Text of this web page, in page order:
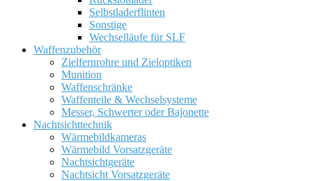
Selbstladerflinten
Sonstige
Wechselläufe für SLF
Waffenzubehör
Zielfernrohre und Zieloptiken
Munition
Waffenschränke
Waffenteile & Wechselsysteme
Messer, Schwerter oder Bajonette
Nachtsichttechnik
Wärmebildkameras
Wärmebild Vorsatzgeräte
Nachtsichtgeräte
Nachtsicht Vorsatzgeräte